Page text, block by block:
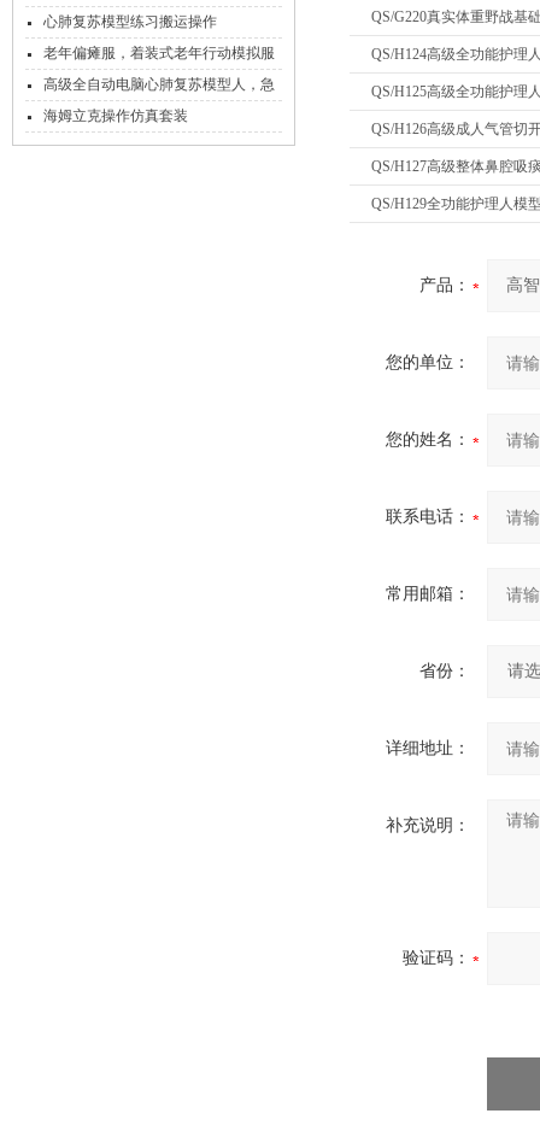
QS/G220真实体重野战基
QS/H124高级全功能护理
QS/H125高级全功能护理
QS/H126高级成人气管切
QS/H127高级整体鼻腔吸
QS/H129全功能护理人模
产品：
您的单位：
您的姓名：
联系电话：
常用邮箱：
省份：
详细地址：
补充说明：
验证码：
及肌肉注射训练模型
心肺复苏模型练习搬运操作
老年偏瘫服，着装式老年行动模拟服
介绍
高级全自动电脑心肺复苏模型人，急
救心肺复苏模拟人
海姆立克操作仿真套装